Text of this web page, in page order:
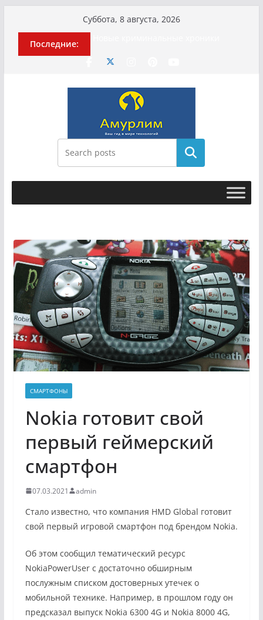
содержимому
Суббота, 8 августа, 2026
Последние:
Илью Ремесло задержали по делу о
связали Диану Шурыгину и Настю
История о том, как «Пухососы»
улетели к чужому дяде
Эхо турецкой трагедии: почему
«ожила» камера погибшей
МотоТани?
Гусейна Гасанова заочно
приговорили к четырём годам
Поиск
СМАРТФОНЫ
Nokia готовит свой
первый геймерский
смартфон
07.03.2021 admin
Стало известно, что компания HMD Global готовит
свой первый игровой смартфон под брендом Nokia.
Об этом сообщил тематический ресурс
NokiaPowerUser с достаточно обширным
послужным списком достоверных утечек о
мобильной технике. Например, в прошлом году он
предсказал выпуск Nokia 6300 4G и Nokia 8000 4G,